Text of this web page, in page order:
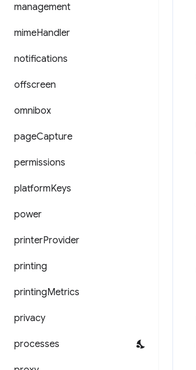
management
mimeHandler
notifications
offscreen
omnibox
pageCapture
permissions
platformKeys
power
printerProvider
printing
printingMetrics
privacy
processes